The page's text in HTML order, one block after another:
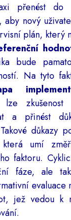
přenést do
nový
plán, který
bude
Na tyto
zkušenost
a přinést
důkazy
která umí
faktoru.
fáze, ale
evaluace
jež vedou k